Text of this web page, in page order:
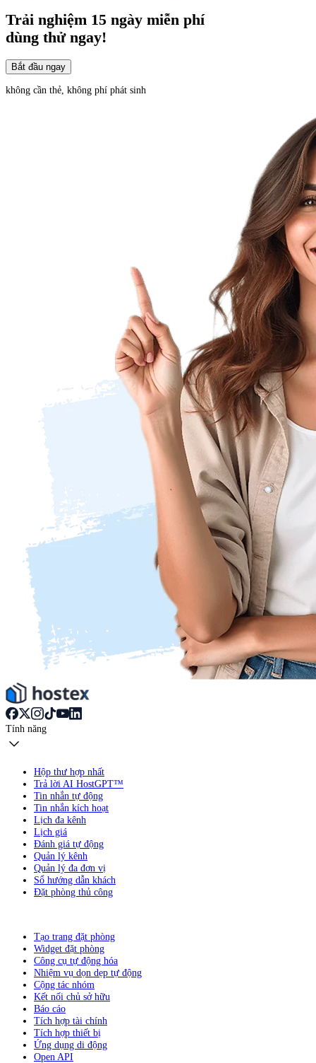
Trải nghiệm 15 ngày miễn phí
dùng thử ngay!
Bắt đầu ngay
không cần thẻ, không phí phát sinh
Tính năng
Hộp thư hợp nhất
Trả lời AI HostGPT™
Tin nhắn tự động
Tin nhắn kích hoạt
Lịch đa kênh
Lịch giá
Đánh giá tự động
Quản lý kênh
Quản lý đa đơn vị
Sổ hướng dẫn khách
Đặt phòng thủ công
Tạo trang đặt phòng
Widget đặt phòng
Công cụ tự động hóa
Nhiệm vụ dọn dẹp tự động
Cộng tác nhóm
Kết nối chủ sở hữu
Báo cáo
Tích hợp tài chính
Tích hợp thiết bị
Ứng dụng di động
Open API